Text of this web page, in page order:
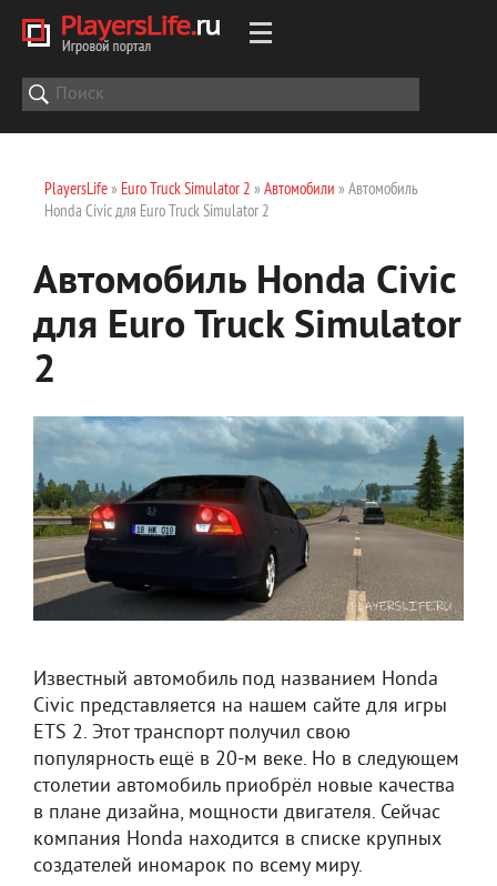
PlayersLife» Euro Truck Simulator 2 » Автомобили » Автомобиль
Honda Civic для Euro Truck Simulator 2
Автомобиль Honda Civic
для Euro Truck Simulator
2
Известный автомобиль под названием Honda
Civic представляется на нашем сайте для игры
ETS 2. Этот транспорт получил свою
популярность ещё в 20-м веке. Но в следующем
столетии автомобиль приобрёл новые качества
в плане дизайна, мощности двигателя. Сейчас
компания Honda находится в списке крупных
создателей иномарок по всему миру.